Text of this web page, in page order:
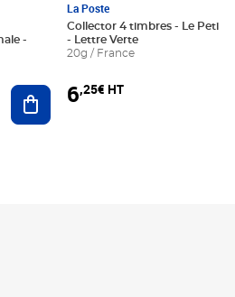
Ajouter au panier
La Poste
Collector 4 timbres - Le Petit
- Lettre Verte
20g / France
6,25€ HT